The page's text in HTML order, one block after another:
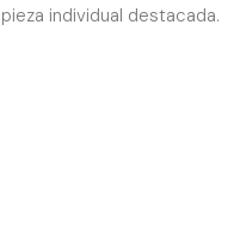
individual destacada.